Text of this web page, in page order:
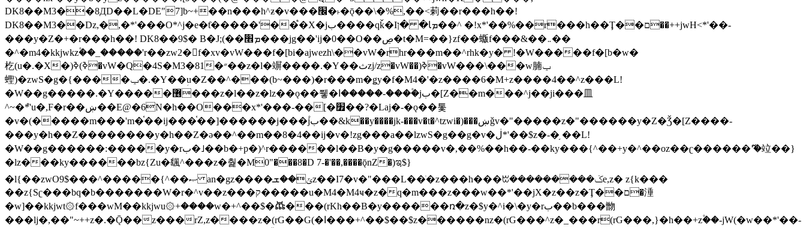
DK8��M3��8ДD��L�DE"7]b~+��n���h^ƶ�v���׬�˫�ǭ��\�%,��<䓶��r���h��!
DK8��M3��Dz,�,�*'���O*^j�e�ƭ�����'��֩�X�jب����qǩ�Iܡا� �ן��^ �!x*'��%��r���h��Ţ��ם��++jwH<*'��-
���y�Z�+�r���h��! DK8��9$� B�J;(��ܡ׮���jg��'ij�0��O��ڝ�t�M=��}zf��蝂f���&��܅��
�^�m4�kkjwkz۫��_�����'r��zw2�f�xv�vW���f�[bi�ajwezh\��vW�rhr���m��^rhk�y� !�W�����f�[b�w�
杚(u�.�X�)ߢ)ߢ�vW�Q�4S�M3�81�״��z�l�竮����.�Y��ثzj/z�vW��)ߢ�vW���\���w腩ݕ
蟶)�zwS�g�{����ݕ�.�Y��ؚu�Z��^���(b~���)�r���m�ǥy�f�M4�'�z����6�M+z����4��^z���L!
�W��g�����.�Y��؜���޶���z�l��z�lz��ǫ��쮛�ا�����-����۫jب�[Z��m���^j��ji���⽫
^~�ܶ*'u�,F�r��ښ��E@�6N�h��O���x*'���-��[�׿��?�Laj�-�ǫ��톷
�v�(�����m���'m�֫��ij���֫��]������j���۫jب��&k��y����jk-���v�t�^tzwi�)���ښǧv�"�����z�"������y�Z�Ǯ�[Z����-
���y�h��Z��������y�h��Z�ǝ��^��m��8�4��ij�v�!zg���a��lzwS�g��g�v�ڶ*'��$z�-�֥ ��L!
�W��g������:�����y�rب�˩��b�+p�)^r������l��B�y�g�����v�,��%��h��-��ky���{^��+y�^��oz��ʗ������ޮ'�竝��}
�lz���ky������bz{Zu�颻^���z�춽�M0"���8�D 7-�'��,����ǭnZ�)ಇ$}
�l{��zwO9$���^�����{^��ޞ an�gz����ݶ��ܫz��I7�v�"���L��ֹ�z���h���ꔱ���������ݢe,z� z{k���
��z{Sʗ���bq�b��� ����W�r�^v��z���ק�����u�M4�M4ҹ�z�q�m���z���w��*'��jX�z��z�Ţ��ם�涶
�w]��kkjwt۞f���wM��kkjwu۞+����w�+^��$�ꬡ���(rKh��B�y������ռ�z�$y�^i�\�y�rب��b���朆
���lj�,��"~++z�.�Ǭ��z���rZ,z����z�(rG��G(�ا���+^��$��$z������nz�(rG���^z�_���r(rG���,}�h��+z۫��-jW(�w��*'��-